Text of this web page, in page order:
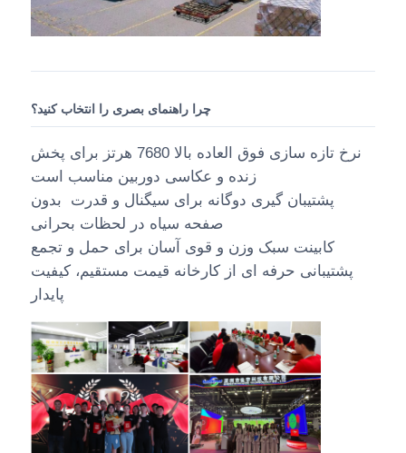
چرا راهنمای بصری را انتخاب کنید؟
نرخ تازه سازی فوق العاده بالا 7680 هرتز برای پخش
زنده و عکاسی دوربین مناسب است
پشتیبان گیری دوگانه برای سیگنال و قدرت ️ بدون
صفحه سیاه در لحظات بحرانی
کابینت سبک وزن و قوی آسان برای حمل و تجمع
پشتیبانی حرفه ای از کارخانه قیمت مستقیم، کیفیت
پایدار